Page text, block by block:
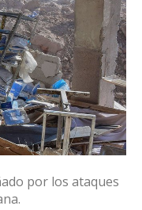
por los ataques